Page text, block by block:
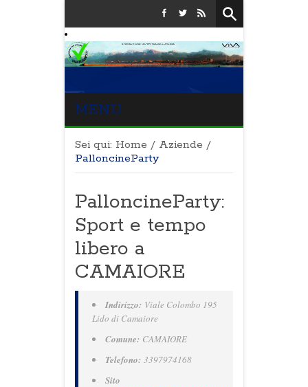
MENU
Sei qui: Home / Aziende /
PalloncineParty
PalloncineParty:
Sport e tempo
libero a
CAMAIORE
Indirizzo: Viale Colombo 195
Lido di Camaiore
Comune: CAMAIORE
Telefono: 3397974168
Sito